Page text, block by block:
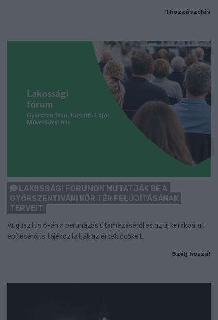
1 hozzászólás
LAKOSSÁGI FÓRUMON MUTATJÁK BE A
GYŐRSZENTIVÁNI KÖR TÉR FELÚJÍTÁSÁNAK
TERVEIT
Augusztus 6-án a beruházás ütemezéséről és az új kerékpárút
építéséről is tájékoztatják az érdeklődőket.
Szólj hozzá!